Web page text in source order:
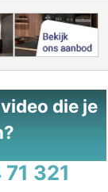
die je
321